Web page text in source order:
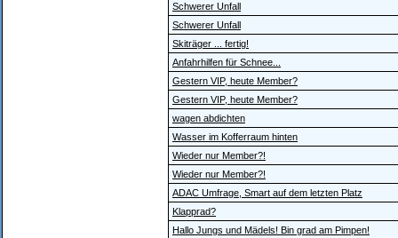
Schwerer Unfall
Schwerer Unfall
Skiträger ... fertig!
Anfahrhilfen für Schnee...
Gestern VIP, heute Member?
Gestern VIP, heute Member?
wagen abdichten
Wasser im Kofferraum hinten
Wieder nur Member?!
Wieder nur Member?!
ADAC Umfrage, Smart auf dem letzten Platz
Klapprad?
Hallo Jungs und Mädels! Bin grad am Pimpen!